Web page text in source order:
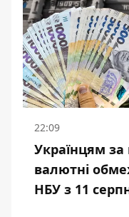
22:09
Українцям
валютні
НБУ з 11